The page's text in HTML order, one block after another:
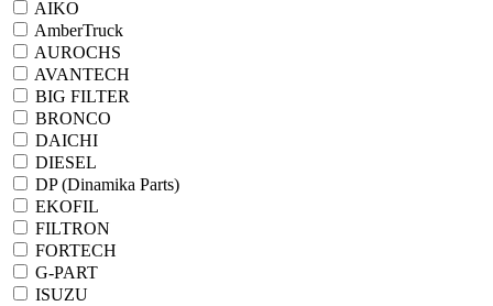
AIKO
AmberTruck
AUROCHS
AVANTECH
BIG FILTER
BRONCO
DAICHI
DIESEL
DP (Dinamika Parts)
EKOFIL
FILTRON
FORTECH
G-PART
ISUZU